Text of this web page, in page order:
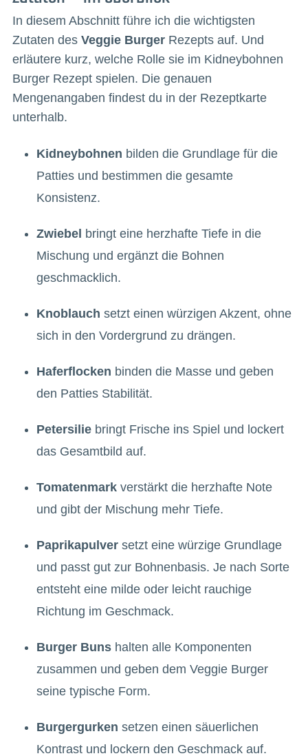
In diesem Abschnitt führe ich die wichtigsten
Zutaten des Veggie Burger Rezepts auf. Und
erläutere kurz, welche Rolle sie im Kidneybohnen
Burger Rezept spielen. Die genauen
Mengenangaben findest du in der Rezeptkarte
unterhalb.
Kidneybohnen bilden die Grundlage für die
Patties und bestimmen die gesamte
Konsistenz.
Zwiebel bringt eine herzhafte Tiefe in die
Mischung und ergänzt die Bohnen
geschmacklich.
Knoblauch setzt einen würzigen Akzent, ohne
sich in den Vordergrund zu drängen.
Haferflocken binden die Masse und geben
den Patties Stabilität.
Petersiliebringt Frische ins Spiel und lockert
das Gesamtbild auf.
Tomatenmarkverstärkt die herzhafte Note
und gibt der Mischung mehr Tiefe.
Paprikapulversetzt eine würzige Grundlage
und passt gut zur Bohnenbasis. Je nach Sorte
entsteht eine milde oder leicht rauchige
Richtung im Geschmack.
Burger Bunshalten alle Komponenten
zusammen und geben dem Veggie Burger
seine typische Form.
Burgergurken setzen einen säuerlichen
Kontrast und lockern den Geschmack auf.